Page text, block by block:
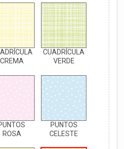
CREMA
CUADRÍCULA
VERDE
ROSA
PUNTOS
CELESTE